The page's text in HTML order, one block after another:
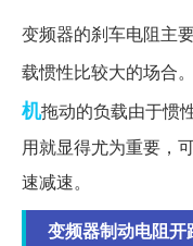
变频器的刹车电阻主
载惯性比较大的场合
机拖动的负载由于惯
用就显得尤为重要，
速减速。
变频器制动电阻